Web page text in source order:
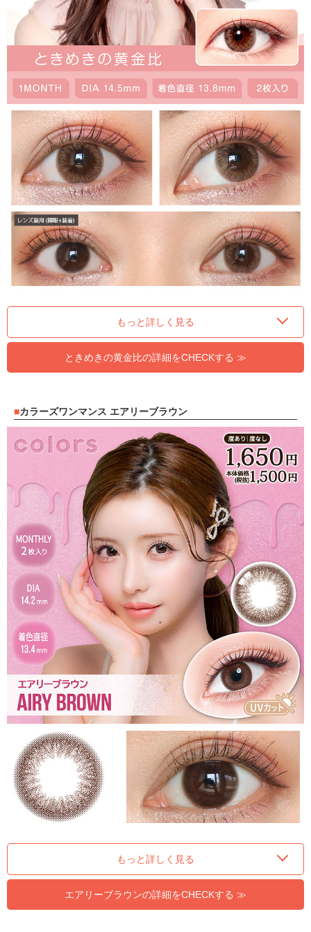
もっと詳しく見る
ときめきの黄金比の詳細をCHECKする ≫
カラーズワンマンス エアリーブラウン
もっと詳しく見る
エアリーブラウンの詳細をCHECKする ≫